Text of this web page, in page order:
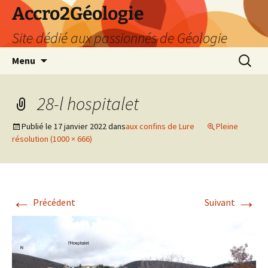
Accro2Géologie
Site dédié aux passionnés de Géologie
Menu
28-l hospitalet
Publié le 17 janvier 2022dansaux confins de Lure
Pleine
résolution (1000 × 666)
← Précédent Suivant →